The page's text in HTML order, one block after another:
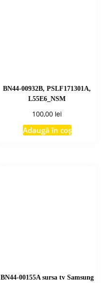
BN44-00932B, PSLF171301A,
L55E6_NSM
100,00 lei
Adaugă în coș
BN44-00155A sursa tv Samsung